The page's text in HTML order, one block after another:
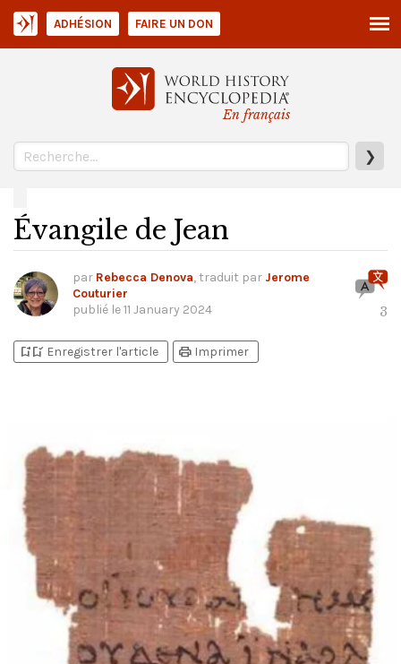
En français
❯
ADHÉSION FAIRE UN DON
Évangile de Jean
par Rebecca Denova, traduit par Jerome
Couturier
publié le11 January 2024 3
bookmark_addbookmark_added Enregistrer l'article print Imprimer